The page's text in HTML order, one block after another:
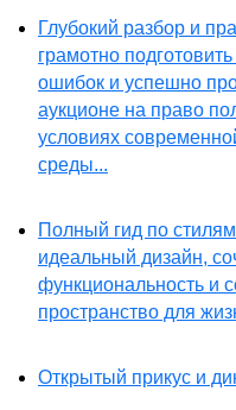
Глубокий разбор и
грамотно
ошибок и успешно
аукционе на право
условиях
среды...
Полный гид по
идеальный дизайн,
функциональность и
пространство для
Открытый прикус и